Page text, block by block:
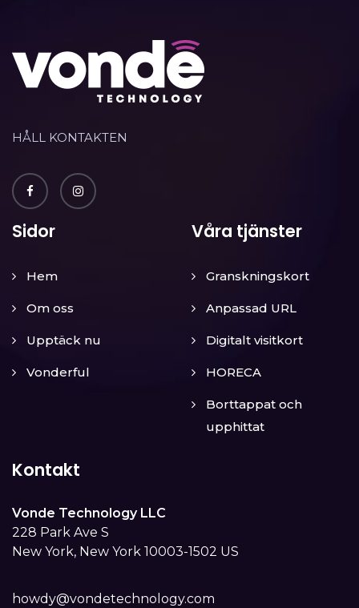
HÅLL KONTAKTEN
Sidor
Hem
Om oss
Upptäck nu
Vonderful
Våra tjänster
Granskningskort
Anpassad URL
Digitalt visitkort
HORECA
Borttappat och
upphittat
Kontakt
Vonde Technology LLC
228 Park Ave S
New York, New York 10003-1502 US
howdy@vondetechnology.com